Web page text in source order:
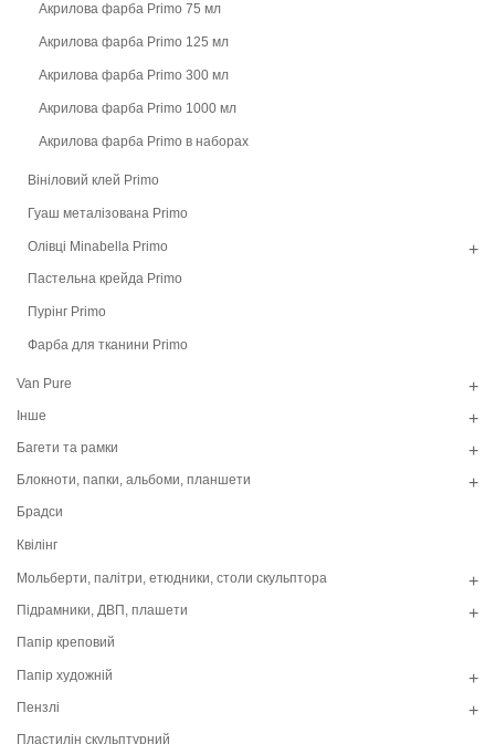
Акрилова фарба Primo 75 мл
Акрилова фарба Primo 125 мл
Акрилова фарба Primo 300 мл
Акрилова фарба Primo 1000 мл
Акрилова фарба Primo в наборах
Вініловий клей Primo
Гуаш металізована Primo
+
Олівці Minabella Primo
Пастельна крейда Primo
Пурінг Primo
Фарба для тканини Primo
+
Van Pure
+
Інше
+
Багети та рамки
+
Блокноти, папки, альбоми, планшети
Брадси
Квілінг
+
Мольберти, палітри, етюдники, столи скульптора
+
Підрамники, ДВП, плашети
Папір креповий
+
Папір художній
+
Пензлі
Пластилін скульптурний